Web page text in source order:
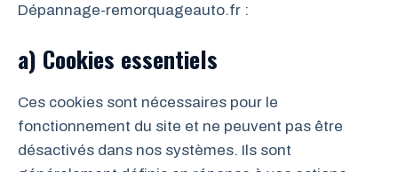
Dépannage-remorquageauto.fr :
a) Cookies essentiels
Ces cookies sont nécessaires pour le
fonctionnement du site et ne peuvent pas être
désactivés dans nos systèmes. Ils sont